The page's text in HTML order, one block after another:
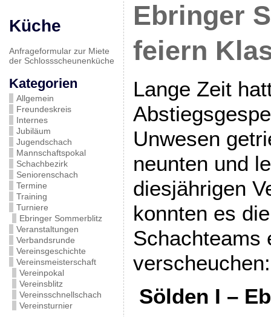
Küche
Anfrageformular zur Miete
der Schlossscheunenküche
Kategorien
Allgemein
Freundeskreis
Internes
Jubiläum
Jugendschach
Mannschaftspokal
Schachbezirk
Seniorenschach
Termine
Training
Turniere
Ebringer Sommerblitz
Veranstaltungen
Verbandsrunde
Vereinsgeschichte
Vereinsmeisterschaft
Vereinpokal
Vereinsblitz
Vereinsschnellschach
Vereinsturnier
Ebringer
feiern
Lange Zeit
Unwesen
neunten und
diesjährigen
konnten es
Schachteams
verscheuchen:
Sölden I –